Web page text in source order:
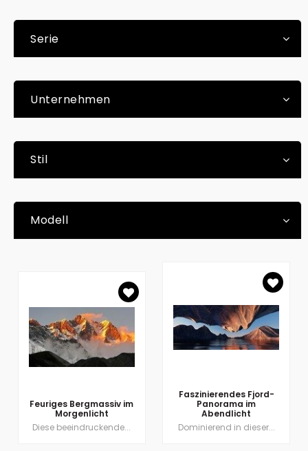
Serie
Unternehmen
Stil
Modell
Feuriges Bergmassiv im
Morgenlicht
Diese beeindruckende...
Faszinierendes Fjord-
Panorama im
Abendlicht
Dominierend in dieser...